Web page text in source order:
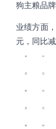
狗主粮品牌
业绩方面
元，同比